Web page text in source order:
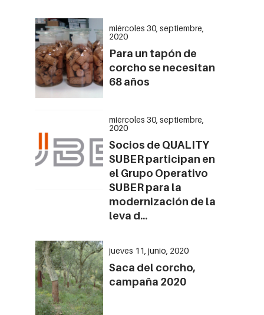
miércoles 30, septiembre,
2020
Para un tapón de
corcho se necesitan
68 años
miércoles 30, septiembre,
2020
Socios de QUALITY
SUBER participan en
el Grupo Operativo
SUBER para la
modernización de la
leva d...
jueves 11, junio, 2020
Saca del corcho,
campaña 2020